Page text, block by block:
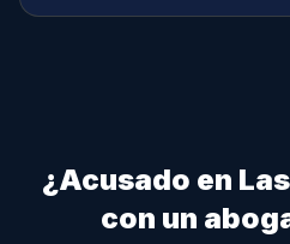
¿Acusado en
con un